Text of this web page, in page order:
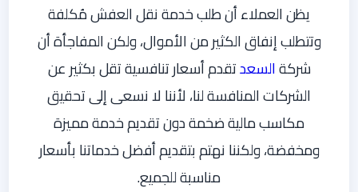
يظن العملاء أن طلب خدمة نقل العفش مُكلفة
وتتطلب إنفاق الكثير من الأموال، ولكن المفاجأة أن
شركةالسعدتقدم أسعار تنافسية تقل بكثير عن
الشركات المنافسة لنا، لأننا لا نسعى إلى تحقيق
مكاسب مالية ضخمة دون تقديم خدمة مميزة
ومخفضة، ولكننا نهتم بتقديم أفضل خدماتنا بأسعار
مناسبة للجميع.